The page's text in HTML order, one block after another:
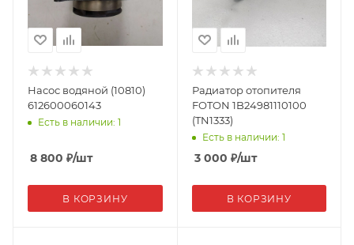
Насос водяной (10810)
612600060143
Есть в наличии: 1
8 800 ₽/шт
В КОРЗИНУ
Радиатор отопителя
FOTON 1B24981110100
(TN1333)
Есть в наличии: 1
3 000 ₽/шт
В КОРЗИНУ